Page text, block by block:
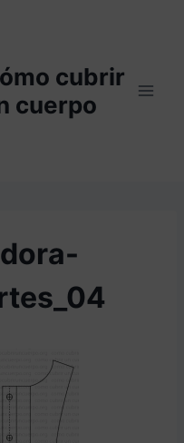
cubrir
cuerpo